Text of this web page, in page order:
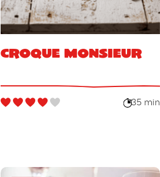
Croque Monsieur
35 min